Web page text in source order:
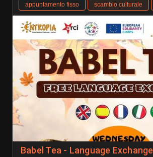
appuntamento fisso scambio culturale
Babel Tea - Language Exchange